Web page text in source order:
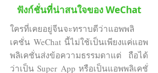
Moment ยังมีอีกรูปแบบคือการแสดง
ของเจ้าอื่นๆ ซึ่งที่ผ่านมาได้ผลน้อยกว่า
แบบแรก
บริษัทที่ต้องการโฆษณาแบบนี้ควรเปิด
ฟังก์ชั่นที่น่าสนใจของ WeChat
ใครที่เคยอยู่จีนจะทราบดีว่าแอพพลิ
เคชั่น WeChat นี้ไม่ใช้เป็นเพียงแค่แอพ
พลิเคชั่นส่งข้อความธรรมดาแต่ ถือได้
ว่าเป็น Super App หรือเป็นแอพพลิเคชั่